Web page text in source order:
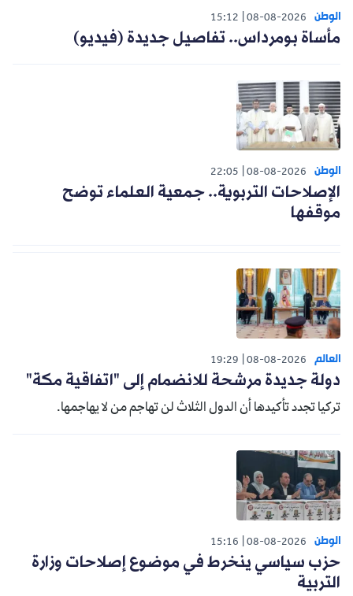
الوطن 08-08-2026
15:12
مأساة بومرداس.. تفاصيل جديدة (فيديو)
الوطن 08-08-2026
22:05
الإصلاحات التربوية.. جمعية العلماء توضح
موقفها
العالم 08-08-2026
19:29
دولة جديدة مرشحة للانضمام إلى "اتفاقية مكة"
تركيا تجدد تأكيدها أن الدول الثلاث لن تهاجم من لا يهاجمها.
الوطن 08-08-2026
15:16
حزب سياسي ينخرط في موضوع إصلاحات وزارة
التربية